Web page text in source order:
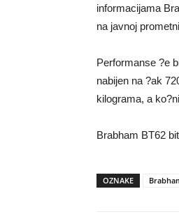
informacijama
na javnoj
Performanse ?e
nabijen na ?ak
kilograma, a
Brabham BT62
OZNAKE